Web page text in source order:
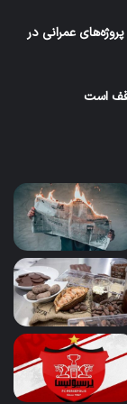
عمرانی در
است